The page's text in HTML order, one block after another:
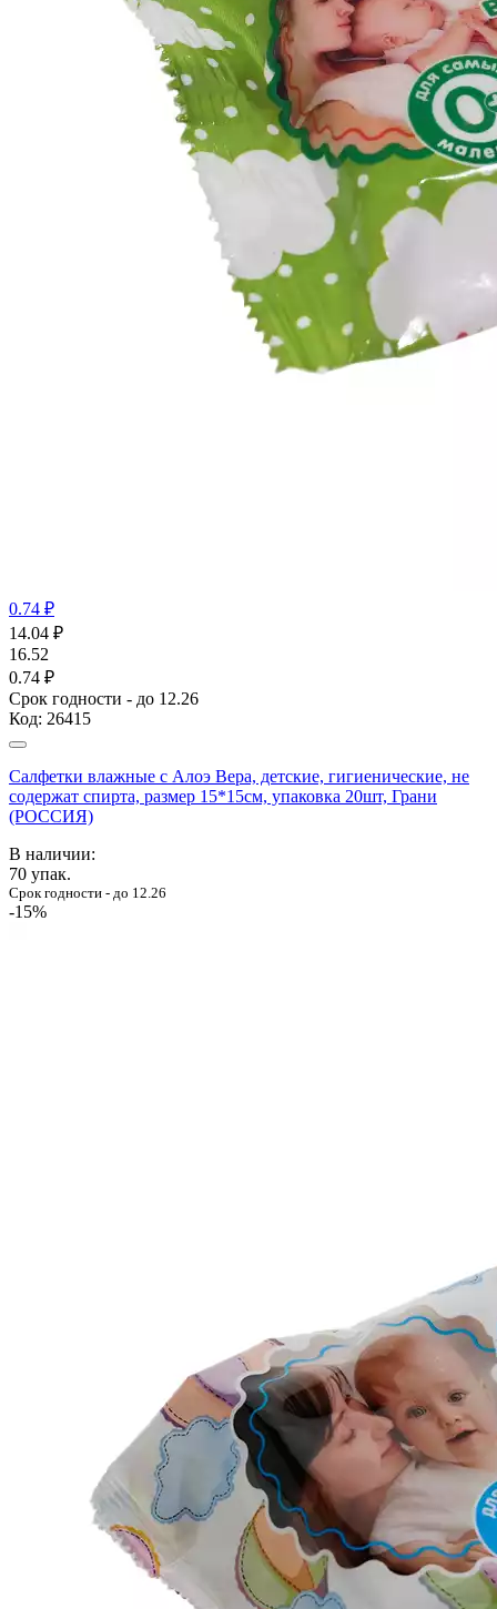
0.74 ₽
14.04 ₽
16.52
0.74 ₽
Срок годности - до 12.26
Код: 26415
Салфетки влажные с Алоэ Вера, детские, гигиенические, не
содержат спирта, размер 15*15см, упаковка 20шт, Грани
(РОССИЯ)
В наличии:
70 упак.
Срок годности - до 12.26
-15%